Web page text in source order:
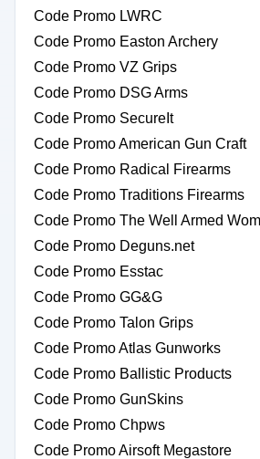
Code Promo LWRC
Code Promo Easton Archery
Code Promo VZ Grips
Code Promo DSG Arms
Code Promo SecureIt
Code Promo American Gun Craft
Code Promo Radical Firearms
Code Promo Traditions Firearms
Code Promo The Well Armed
Code Promo Deguns.net
Code Promo Esstac
Code Promo GG&G
Code Promo Talon Grips
Code Promo Atlas Gunworks
Code Promo Ballistic Products
Code Promo GunSkins
Code Promo Chpws
Code Promo Airsoft Megastore